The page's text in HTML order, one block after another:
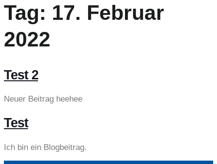
Tag: 17. Februar
2022
Test 2
Neuer Beitrag heehee
Test
Ich bin ein Blogbeitrag.